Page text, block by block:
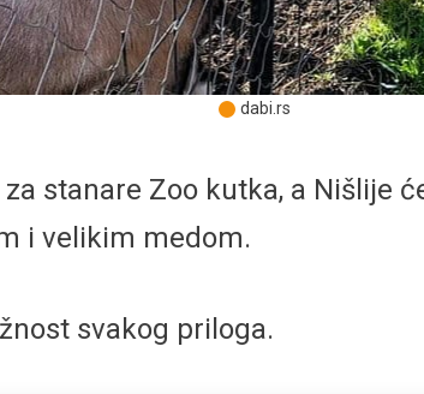
dabi.rs
stanare Zoo kutka, a Nišlije
i velikim medom.
svakog priloga.